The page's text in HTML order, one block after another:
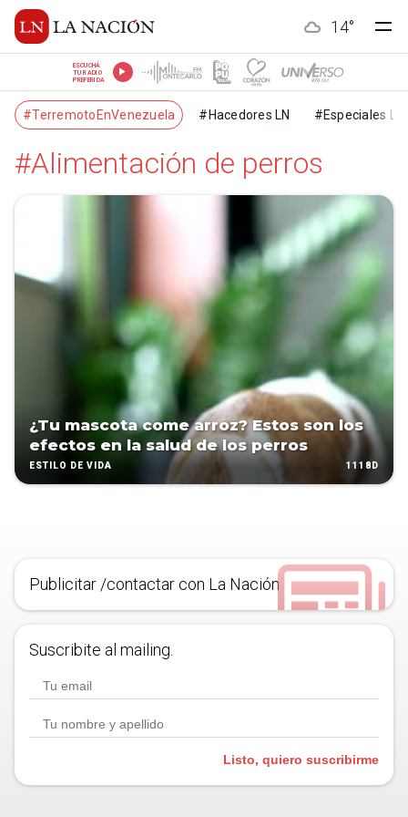
14°
ESCUCHÁ
TU RADIO
PREFERIDA
#TerremotoEnVenezuela #Hacedores LN #Especiales LN
#Alimentación de perros
¿Tu mascota come arroz? Estos son los
efectos en la salud de los perros
ESTILO DE VIDA 1118D
Publicitar /contactar con La Nación
Suscribite al mailing.
Listo, quiero suscribirme